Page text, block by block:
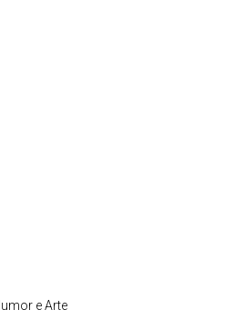
e Arte